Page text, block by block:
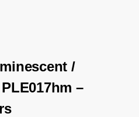
/
–